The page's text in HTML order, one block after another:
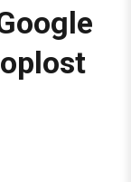
oplost